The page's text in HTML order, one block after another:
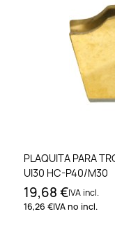
PLAQUITA PARA
UI30 HC-P40/M30
19,68 €IVA incl.
16,26 €IVA no incl.